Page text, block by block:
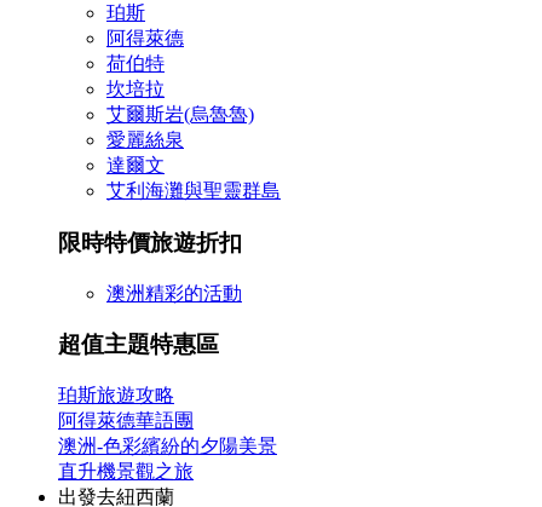
珀斯
阿得萊德
荷伯特
坎培拉
艾爾斯岩(烏魯魯)
愛麗絲泉
達爾文
艾利海灘與聖靈群島
限時特價旅遊折扣
澳洲精彩的活動
超值主題特惠區
珀斯旅遊攻略
阿得萊德華語團
澳洲-色彩繽紛的夕陽美景
直升機景觀之旅
出發去紐西蘭